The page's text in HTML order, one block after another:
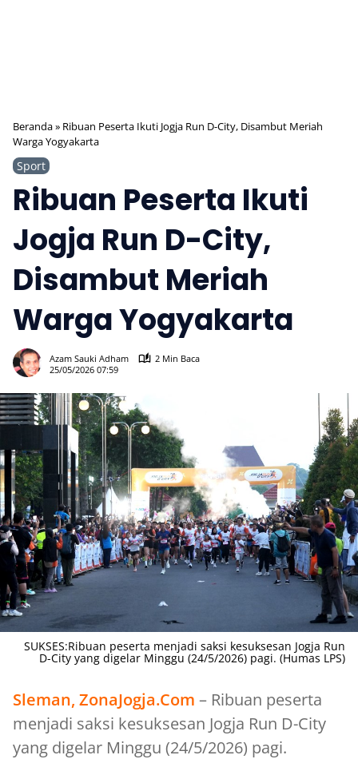
Beranda» Ribuan Peserta Ikuti Jogja Run D-City, Disambut Meriah
Warga Yogyakarta
Sport
Ribuan Peserta Ikuti
Jogja Run D-City,
Disambut Meriah
Warga Yogyakarta
Azam Sauki Adham
2 Min Baca
25/05/2026 07:59
SUKSES:Ribuan peserta menjadi saksi kesuksesan Jogja Run
D-City yang digelar Minggu (24/5/2026) pagi. (Humas LPS)
Sleman, ZonaJogja.Com – Ribuan peserta
menjadi saksi kesuksesan Jogja Run D-City
yang digelar Minggu (24/5/2026) pagi.